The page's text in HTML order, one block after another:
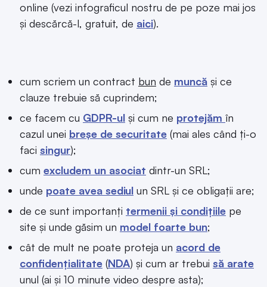
online (vezi infograficul nostru de pe poze mai jos
și descărcă-l, gratuit, de aici).
cum scriem un contract bun de muncă și ce
clauze trebuie să cuprindem;
ce facem cu GDPR-ul și cum ne protejăm în
cazul unei breșe de securitate (mai ales când ți-o
faci singur);
cum excludem un asociat dintr-un SRL;
unde poate avea sediul un SRL și ce obligații are;
de ce sunt importanți termenii și condițiile pe
site și unde găsim un model foarte bun;
cât de mult ne poate proteja un acord de
confidențialitate (NDA) și cum ar trebui să arate
unul (ai și 10 minute video despre asta);